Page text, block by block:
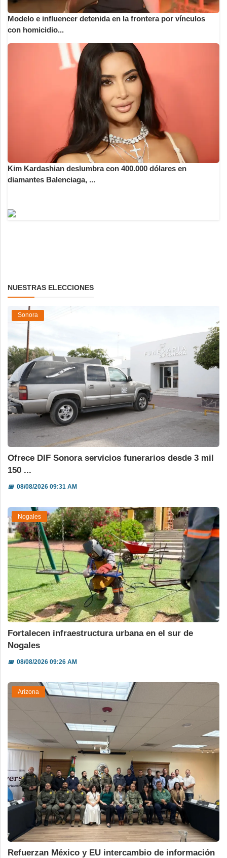
Modelo e influencer detenida en la frontera por vínculos
con homicidio...
Kim Kardashian deslumbra con 400.000 dólares en
diamantes Balenciaga, ...
NUESTRAS ELECCIONES
Sonora
Ofrece DIF Sonora servicios funerarios desde 3 mil
150 ...
📅08/08/2026 09:31 AM
Nogales
Fortalecen infraestructura urbana en el sur de
Nogales
📅08/08/2026 09:26 AM
Arizona
Refuerzan México y EU intercambio de información